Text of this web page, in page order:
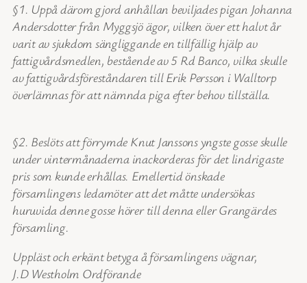
§1. Uppå därom gjord anhållan beviljades pigan Johanna
Andersdotter från Myggsjö ägor, vilken över ett halvt år
varit av sjukdom sängliggande en tillfällig hjälp av
fattigvårdsmedlen, bestående av 5 Rd Banco, vilka skulle
av fattigvårdsföreståndaren till Erik Persson i Walltorp
överlämnas för att nämnda piga efter behov tillställa.
§2. Beslöts att förrymde Knut Janssons yngste gosse skulle
under vintermånaderna inackorderas för det lindrigaste
pris som kunde erhållas. Emellertid önskade
församlingens ledamöter att det måtte undersökas
huruvida denne gosse hörer till denna eller Grangärdes
församling.
Uppläst och erkänt betyga å församlingens vägnar,
J.D Westholm Ordförande